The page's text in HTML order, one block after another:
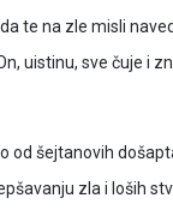
te na zle misli
uistinu, sve čuje i
od šejtanovih
zla i loših